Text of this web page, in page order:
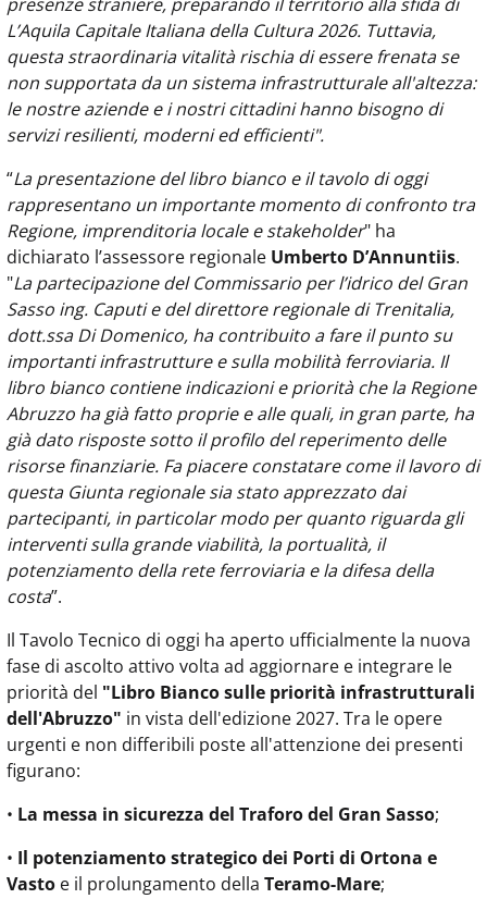
L’Aquila Capitale Italiana della Cultura 2026. Tuttavia,
questa straordinaria vitalità rischia di essere frenata se
non supportata da un sistema infrastrutturale all'altezza:
le nostre aziende e i nostri cittadini hanno bisogno di
servizi resilienti, moderni ed efficienti".
“La presentazione del libro bianco e il tavolo di oggi
rappresentano un importante momento di confronto tra
Regione, imprenditoria locale e stakeholder" ha
dichiarato l’assessore regionale Umberto D’Annuntiis.
"La partecipazione del Commissario per l’idrico del Gran
Sasso ing. Caputi e del direttore regionale di Trenitalia,
dott.ssa Di Domenico, ha contribuito a fare il punto su
importanti infrastrutture e sulla mobilità ferroviaria. Il
libro bianco contiene indicazioni e priorità che la Regione
Abruzzo ha già fatto proprie e alle quali, in gran parte, ha
già dato risposte sotto il profilo del reperimento delle
risorse finanziarie. Fa piacere constatare come il lavoro di
questa Giunta regionale sia stato apprezzato dai
partecipanti, in particolar modo per quanto riguarda gli
interventi sulla grande viabilità, la portualità, il
potenziamento della rete ferroviaria e la difesa della
costa”.
Il Tavolo Tecnico di oggi ha aperto ufficialmente la nuova
fase di ascolto attivo volta ad aggiornare e integrare le
priorità del "Libro Bianco sulle priorità infrastrutturali
dell'Abruzzo" in vista dell'edizione 2027. Tra le opere
urgenti e non differibili poste all'attenzione dei presenti
figurano:
• La messa in sicurezza del Traforo del Gran Sasso;
• Il potenziamento strategico dei Porti di Ortona e
Vasto e il prolungamento della Teramo-Mare;